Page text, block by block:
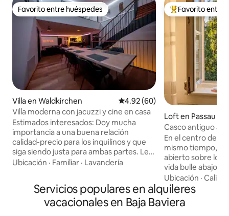
Favorito entre huéspedes
Favorito entre huéspedes
Villa en Waldkirchen Calificación promedio: 4.92 de
4.92 (60)
Villa moderna con jacuzzi y cine en casa
Estimados interesados: Doy mucha
importancia a una buena relación
calidad-precio para los inquilinos y que
siga siendo justa para ambas partes. Les
espera una villa totalmente
aproximadamente 230 metros
cuadrados, así como 90 metros
cuadrados de espacio adicional (garaje y
Ubicación · Familiar · Lavandería
Favorito entre
Favorito entre
Loft en Passau
Casco antiguo a
Danubio, barcos
En el centro del
mismo tiempo,
abierto sobre los tejados.
vida bulle abajo,
apartamento
y la vista del campo
restaurantes y
en las
Ubicación ·
Servicios populares en alquileres
vacacionales en Baja Baviera